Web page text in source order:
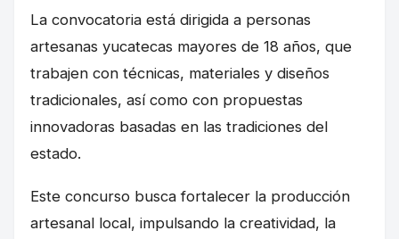
La convocatoria está dirigida a personas
artesanas yucatecas mayores de 18 años, que
trabajen con técnicas, materiales y diseños
tradicionales, así como con propuestas
innovadoras basadas en las tradiciones del
estado.
Este concurso busca fortalecer la producción
artesanal local, impulsando la creatividad, la